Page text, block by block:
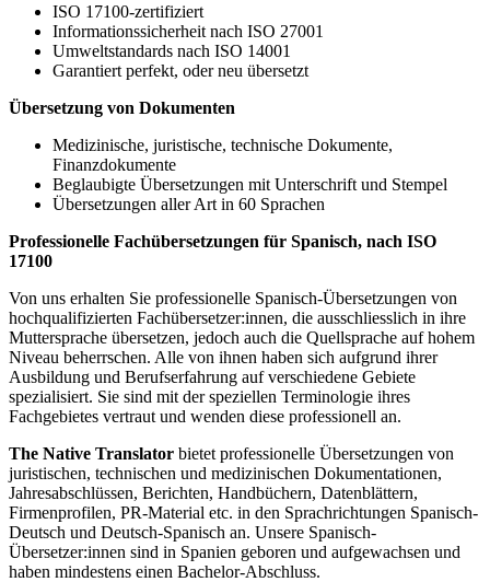
ISO 17100-zertifiziert
Informationssicherheit nach ISO 27001
Umweltstandards nach ISO 14001
Garantiert perfekt, oder neu übersetzt
Übersetzung von Dokumenten
Medizinische, juristische, technische Dokumente,
Finanzdokumente
Beglaubigte Übersetzungen mit Unterschrift und Stempel
Übersetzungen aller Art in 60 Sprachen
Professionelle Fachübersetzungen für Spanisch, nach ISO
17100
Von uns erhalten Sie professionelle Spanisch-Übersetzungen von
hochqualifizierten Fachübersetzer:innen, die ausschliesslich in ihre
Muttersprache übersetzen, jedoch auch die Quellsprache auf hohem
Niveau beherrschen. Alle von ihnen haben sich aufgrund ihrer
Ausbildung und Berufserfahrung auf verschiedene Gebiete
spezialisiert. Sie sind mit der speziellen Terminologie ihres
Fachgebietes vertraut und wenden diese professionell an.
The Native Translator bietet professionelle Übersetzungen von
juristischen, technischen und medizinischen Dokumentationen,
Jahresabschlüssen, Berichten, Handbüchern, Datenblättern,
Firmenprofilen, PR-Material etc. in den Sprachrichtungen Spanisch-
Deutsch und Deutsch-Spanisch an. Unsere Spanisch-
Übersetzer:innen sind in Spanien geboren und aufgewachsen und
haben mindestens einen Bachelor-Abschluss.